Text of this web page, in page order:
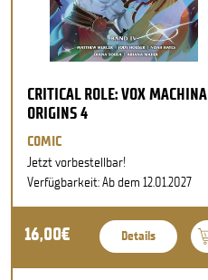
CRITICAL ROLE: VOX MACHINA
ORIGINS 4
COMIC
Jetzt vorbestellbar!
Verfügbarkeit: Ab dem 12.01.2027
16,00€ Details